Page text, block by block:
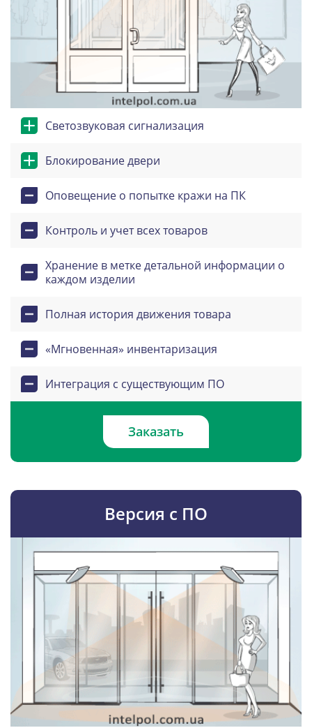
Светозвуковая сигнализация
Блокирование двери
Оповещение о попытке кражи на ПК
Контроль и учет всех товаров
Хранение в метке детальной информации о
каждом изделии
Полная история движения товара
«Мгновенная» инвентаризация
Интеграция с существующим ПО
Заказать
Версия с ПО